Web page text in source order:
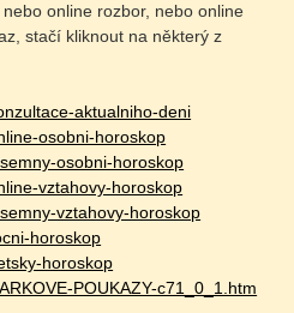
online rozbor, nebo online
stačí kliknout na některý z
aktualniho-deni
osobni-horoskop
osobni-horoskop
vztahovy-horoskop
vztahovy-horoskop
horoskop
horoskop
POUKAZY-c71_0_1.htm